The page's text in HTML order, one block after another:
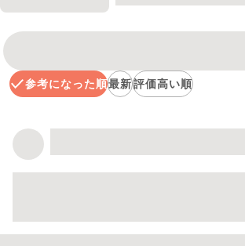
参考になった順最新評価高い順